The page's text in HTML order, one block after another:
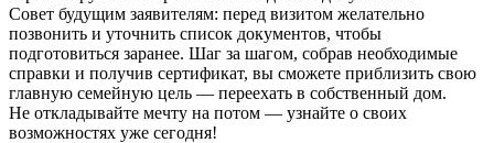
Совет будущим заявителям: перед визитом желательно
позвонить и уточнить список документов, чтобы
подготовиться заранее. Шаг за шагом, собрав необходимые
справки и получив сертификат, вы сможете приблизить свою
главную семейную цель — переехать в собственный дом.
Не откладывайте мечту на потом — узнайте о своих
возможностях уже сегодня!